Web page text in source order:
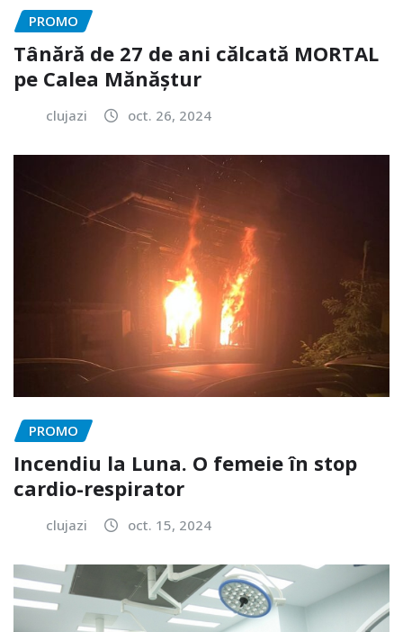
PROMO
Tânără de 27 de ani călcată MORTAL
pe Calea Mănăștur
clujazi oct. 26, 2024
PROMO
Incendiu la Luna. O femeie în stop
cardio-respirator
clujazi oct. 15, 2024